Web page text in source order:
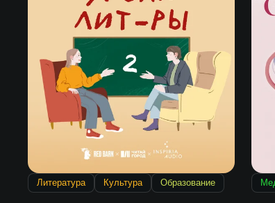
Литература Культура Образование